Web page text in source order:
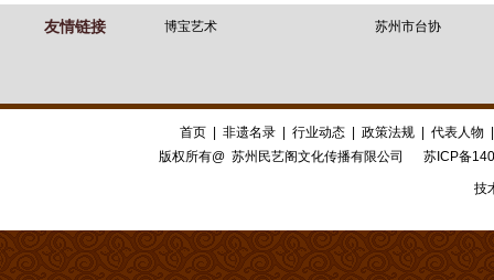
友情链接 博宝艺术 苏州市台协
首页 非遗名录 行业动态 政策法规 代表人物
版权所有@ 苏州民艺阁文化传播有限公司 苏ICP备
技